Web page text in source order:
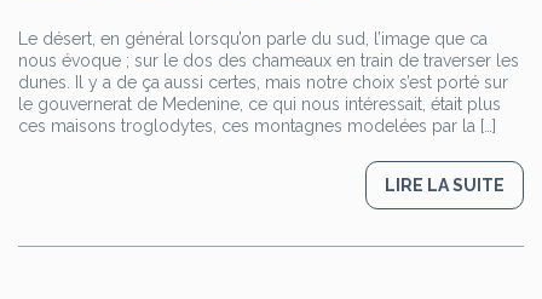
Le désert, en général lorsqu’on parle du sud, l’image que ca
nous évoque ; sur le dos des chameaux en train de traverser les
dunes. Il y a de ça aussi certes, mais notre choix s’est porté sur
le gouvernerat de Medenine, ce qui nous intéressait, était plus
ces maisons troglodytes, ces montagnes modelées par la […]
LIRE LA SUITE